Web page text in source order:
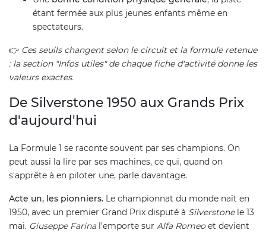
étant fermée aux plus jeunes enfants même en
spectateurs.
👉 Ces seuils changent selon le circuit et la formule retenue
: la section "Infos utiles" de chaque fiche d'activité donne les
valeurs exactes.
De Silverstone 1950 aux Grands Prix
d'aujourd'hui
La Formule 1 se raconte souvent par ses champions. On
peut aussi la lire par ses machines, ce qui, quand on
s'apprête à en piloter une, parle davantage.
Acte un, les pionniers. Le championnat du monde naît en
1950, avec un premier Grand Prix disputé à Silverstonele 13
mai. Giuseppe Farinal'emporte sur Alfa Romeoet devient